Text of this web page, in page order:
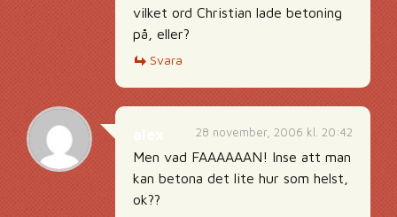
vilket ord Christian lade betoning
på, eller?
Svara
28 november, 2006 kl. 20:42
Men vad FAAAAAAN! Inse att man
kan betona det lite hur som helst,
ok??